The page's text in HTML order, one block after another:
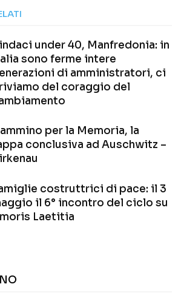
under 40, Manfredonia: in
sono ferme intere
di amministratori, ci
del coraggio del
per la Memoria, la
conclusiva ad Auschwitz –
costruttrici di pace: il 3
il 6° incontro del ciclo su
Laetitia